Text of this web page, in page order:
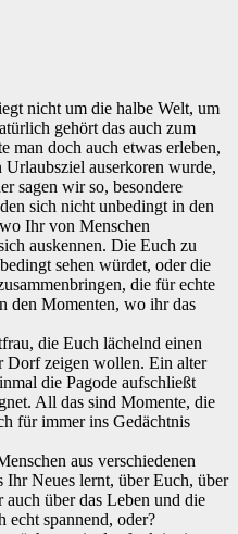
nicht um die halbe Welt, um
gehört das auch zum
man doch auch etwas erleben,
Urlaubsziel auserkoren wurde,
sagen wir so, besondere
sich nicht unbedingt in den
Ihr von Menschen
auskennen. Die Euch zu
sehen würdet, oder die
die für echte
den Momenten, wo ihr das
die Euch lächelnd einen
Dorf zeigen wollen. Ein alter
die Pagode aufschließt
All das sind Momente, die
für immer ins Gedächtnis
aus verschiedenen
Ihr Neues lernt, über Euch, über
auch über das Leben und die
echt spannend, oder?